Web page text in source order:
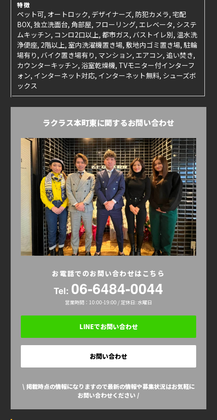
特徴
ペット可, オートロック, デザイナーズ, 防犯カメラ, 宅配
BOX, 独立洗面台, 角部屋, フローリング, エレベータ, システ
ムキッチン, コンロ2口以上, 都市ガス, バストイレ別, 温水洗
浄便座, 2階以上, 室内洗濯機置き場, 敷地内ゴミ置き場, 駐輪
場有り, バイク置き場有り, マンション, エアコン, 追い焚き,
カウンターキッチン, 浴室乾燥機, TVモニター付インターフ
ォン, インターネット対応, インターネット無料, シューズボ
ックス
ラクラス本町東に関するお問い合わせ
お電話でのお問い合わせはこちら
Tel: 06-6484-0044
営業時間：10:00-19:00 / 定休日: 水曜日
LINEでお問い合わせ
お問い合わせ
\ 掲載時点の情報になりますので最新の情報や募集状況はお気軽に
お問い合わせください /